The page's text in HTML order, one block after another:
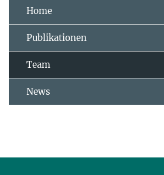
Home
Publikationen
Team
News